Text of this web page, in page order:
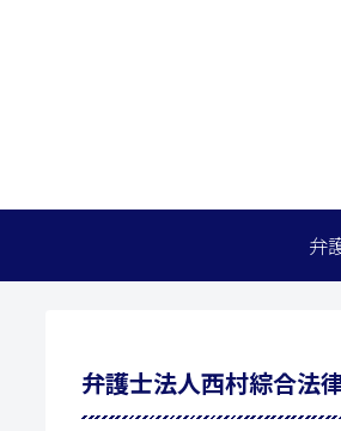
弁
弁護士法人西村綜合法